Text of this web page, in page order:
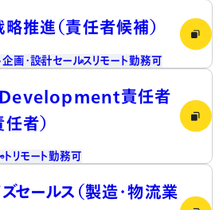
略推進（責任者候補）
企画・設計セールス リモート勤務可
責任者
者）
ト リモート勤務可
セールス（製造・物流業